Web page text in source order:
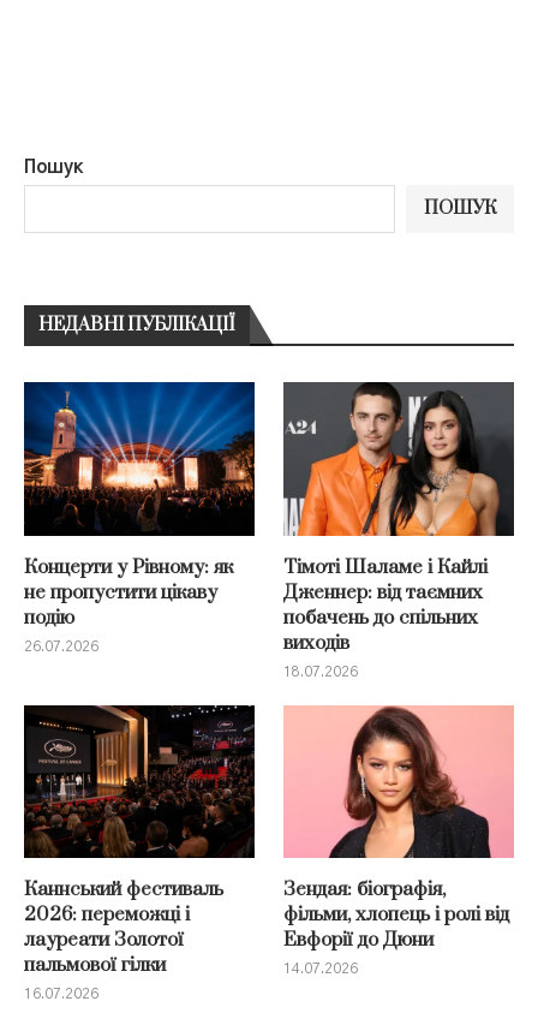
Пошук
ПОШУК
НЕДАВНІ ПУБЛІКАЦІЇ
Концерти у Рівному: як
не пропустити цікаву
подію
26.07.2026
Тімоті Шаламе і Кайлі
Дженнер: від таємних
побачень до спільних
виходів
18.07.2026
Каннський фестиваль
2026: переможці і
лауреати Золотої
пальмової гілки
16.07.2026
Зендая: біографія,
фільми, хлопець і ролі від
Евфорії до Дюни
14.07.2026